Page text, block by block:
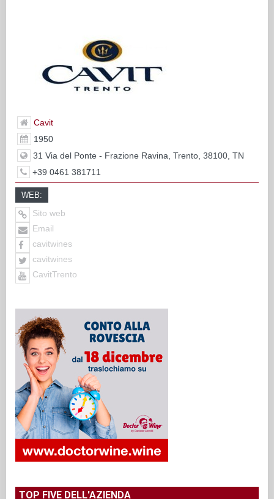
Cavit
1950
31 Via del Ponte - Frazione Ravina, Trento, 38100, TN
+39 0461 381711
WEB:
Sito web
Email
cavitwines
cavitwines
CavitTrento
TOP FIVE DELL'AZIENDA